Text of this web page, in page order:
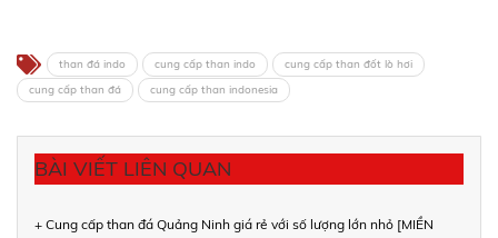
than đá indo cung cấp than indo
cung cấp than đốt lò hơi
cung cấp than đá
cung cấp than indonesia
BÀI VIẾT LIÊN QUAN
+ Cung cấp than đá Quảng Ninh giá rẻ với số lượng lớn nhỏ [MIỀN